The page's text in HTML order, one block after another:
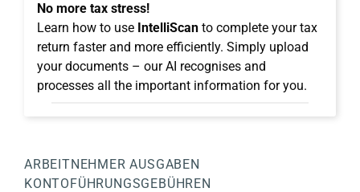
No more tax stress!
Learn how to use IntelliScan to complete your tax
return faster and more efficiently. Simply upload
your documents – our AI recognises and
processes all the important information for you.
ARBEITNEHMER AUSGABEN
KONTOFÜHRUNGSGEBÜHREN